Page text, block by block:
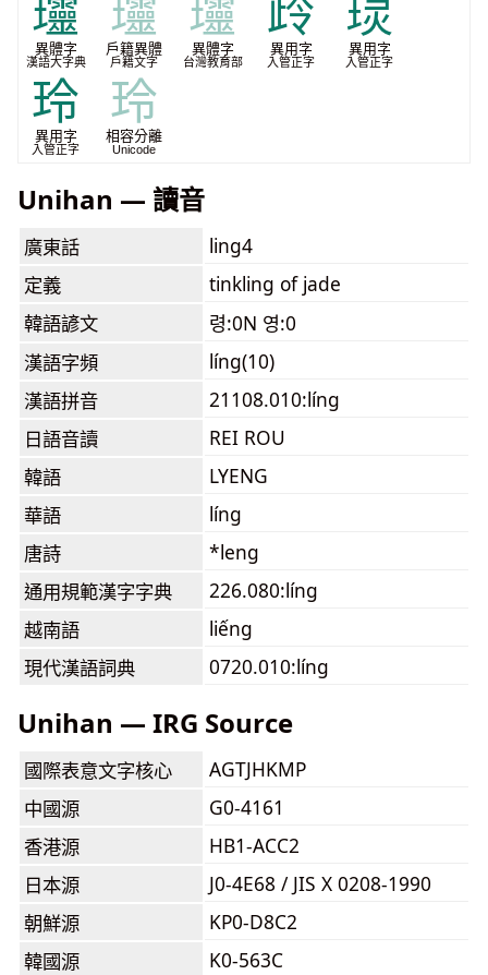
𤫩
異體字
漢語大字典
𤫩
戶籍異體
戶籍文字
𤫩
異體字
台灣教育部
㱓
異用字
入管正字
㻏
異用字
入管正字
玲
異用字
入管正字
玲
相容分離
Unicode
Unihan — 讀音
廣東話
ling4
定義
tinkling of jade
韓語諺文
령:0N 영:0
漢語字頻
líng(10)
漢語拼音
21108.010:líng
日語音讀
REI ROU
韓語
LYENG
華語
líng
唐詩
*leng
通用規範漢字字典
226.080:líng
越南語
liếng
現代漢語詞典
0720.010:líng
Unihan — IRG Source
國際表意文字核心
AGTJHKMP
中國源
G0-4161
香港源
HB1-ACC2
日本源
J0-4E68 / JIS X 0208-1990
朝鮮源
KP0-D8C2
韓國源
K0-563C